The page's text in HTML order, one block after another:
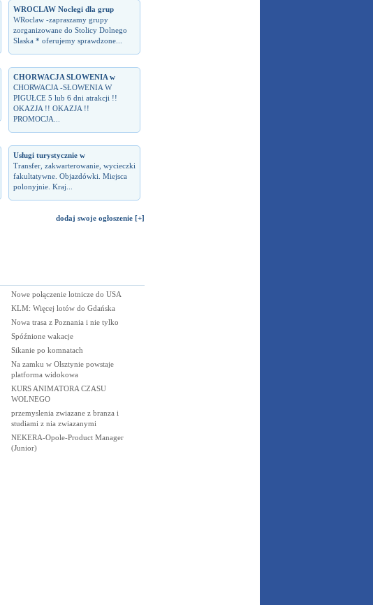
WROCLAW Noclegi dla grup
WRoclaw -zapraszamy grupy
zorganizowane do Stolicy Dolnego
Slaska * oferujemy sprawdzone...
CHORWACJA SLOWENIA w
CHORWACJA -SŁOWENIA W
PIGUŁCE 5 lub 6 dni atrakcji !!
OKAZJA !! OKAZJA !!
PROMOCJA...
Usługi turystycznie w
Transfer, zakwarterowanie, wycieczki
fakultatywne. Objazdówki. Miejsca
polonyjnie. Kraj...
dodaj swoje ogłoszenie [+]
Nowe połączenie lotnicze do USA
KLM: Więcej lotów do Gdańska
Nowa trasa z Poznania i nie tylko
Spóźnione wakacje
Sikanie po komnatach
Na zamku w Olsztynie powstaje
platforma widokowa
KURS ANIMATORA CZASU
WOLNEGO
przemyslenia zwiazane z branza i
studiami z nia zwiazanymi
NEKERA-Opole-Product Manager
(Junior)